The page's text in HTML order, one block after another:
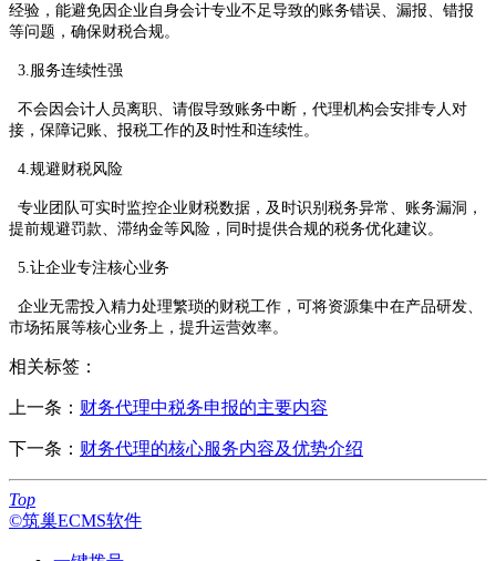
经验，能避免因企业自身会计专业不足导致的账务错误、漏报、错报
等问题，确保财税合规。
3.服务连续性强
不会因会计人员离职、请假导致账务中断，代理机构会安排专人对
接，保障记账、报税工作的及时性和连续性。
4.规避财税风险
专业团队可实时监控企业财税数据，及时识别税务异常、账务漏洞，
提前规避罚款、滞纳金等风险，同时提供合规的税务优化建议。
5.让企业专注核心业务
企业无需投入精力处理繁琐的财税工作，可将资源集中在产品研发、
市场拓展等核心业务上，提升运营效率。
相关标签：
上一条： 财务代理中税务申报的主要内容
下一条： 财务代理的核心服务内容及优势介绍
Top
©筑巢ECMS软件